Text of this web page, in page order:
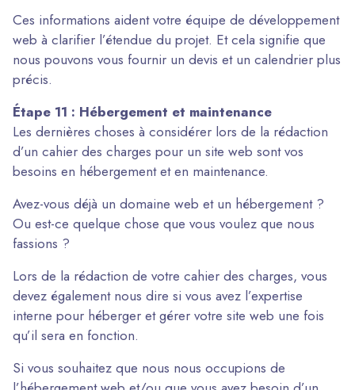
Ces informations aident votre équipe de développement
web à clarifier l’étendue du projet. Et cela signifie que
nous pouvons vous fournir un devis et un calendrier plus
précis.
Étape 11 : Hébergement et maintenance
Les dernières choses à considérer lors de la rédaction
d’un cahier des charges pour un site web sont vos
besoins en hébergement et en maintenance.
Avez-vous déjà un domaine web et un hébergement ?
Ou est-ce quelque chose que vous voulez que nous
fassions ?
Lors de la rédaction de votre cahier des charges, vous
devez également nous dire si vous avez l’expertise
interne pour héberger et gérer votre site web une fois
qu’il sera en fonction.
Si vous souhaitez que nous nous occupions de